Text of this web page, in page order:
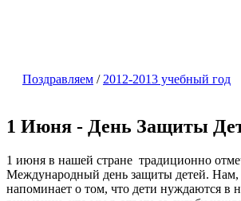
Поздравляем / 2012-2013 учебный год
1 Июня - День Защиты
1 июня в нашей стране традиционно
Международный день защиты детей. Нам,
напоминает о том, что дети нуждаются в